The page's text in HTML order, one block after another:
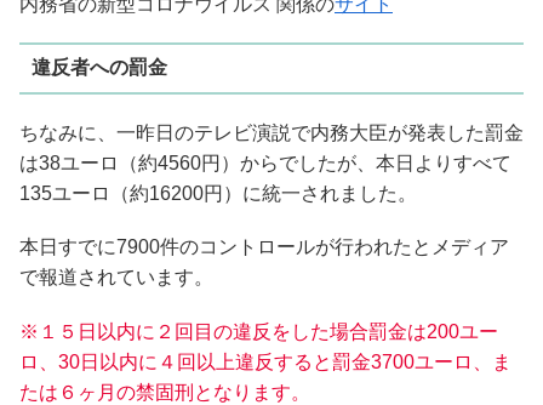
違反者への罰金
ちなみに、一昨日のテレビ演説で内務大臣が発表した罰金
は38ユーロ（約4560円）からでしたが、本日よりすべて
135ユーロ（約16200円）に統一されました。
本日すでに7900件のコントロールが行われたとメディア
で報道されています。
※１５日以内に２回目の違反をした場合罰金は200ユー
ロ、30日以内に４回以上違反すると罰金3700ユーロ、ま
たは６ヶ月の禁固刑となります。